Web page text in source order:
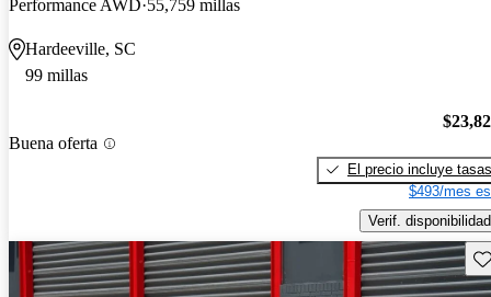
Performance AWD 55,759 millas
Hardeeville, SC
99 millas
Buena oferta
El precio incluye tasas
$493/mes
Verif. disponibilidad